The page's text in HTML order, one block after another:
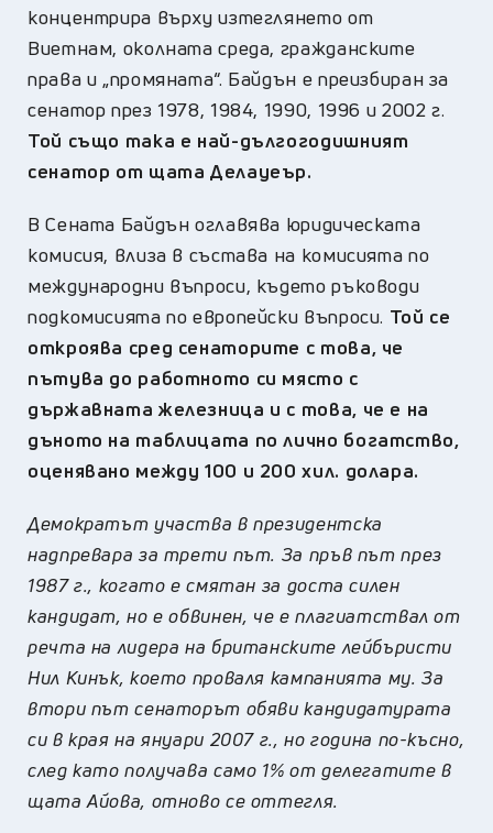
концентрира върху изтеглянето от
Виетнам, околната среда, гражданските
права и „промяната“. Байдън е преизбиран за
сенатор през 1978, 1984, 1990, 1996 и 2002 г.
Той също така е най-дългогодишният
сенатор от щата Делауеър.
В Сената Байдън оглавява юридическата
комисия, влиза в състава на комисията по
международни въпроси, където ръководи
подкомисията по европейски въпроси. Той се
откроява сред сенаторите с това, че
пътува до работното си място с
държавната железница и с това, че е на
дъното на таблицата по лично богатство,
оценявано между 100 и 200 хил. долара.
Демократът участва в президентска
надпревара за трети път. За пръв път през
1987 г., когато е смятан за доста силен
кандидат, но е обвинен, че е плагиатствал от
речта на лидера на британските лейбъристи
Нил Кинък, което проваля кампанията му. За
втори път сенаторът обяви кандидатурата
си в края на януари 2007 г., но година по-късно,
след като получава само 1% от делегатите в
щата Айова, отново се оттегля.